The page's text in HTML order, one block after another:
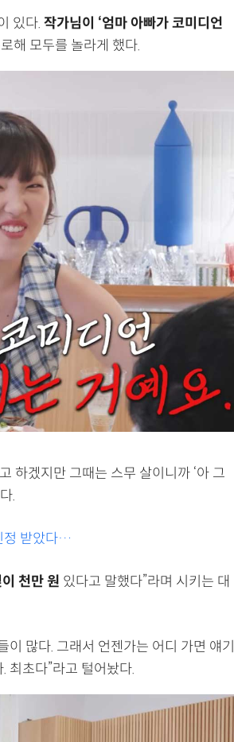
있다. 작가님이 ‘엄마 아빠가 코미디언
해 모두를 놀라게 했다.
하겠지만 그때는 스무 살이니까 ‘아 그
.
정 받았다…
천만 원 있다고 말했다”라며 시키는 대
이 많다. 그래서 언젠가는 어디 가면 얘기
최초다”라고 털어놨다.